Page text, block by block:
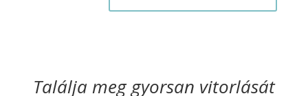
Találja meg gyorsan vitorlását